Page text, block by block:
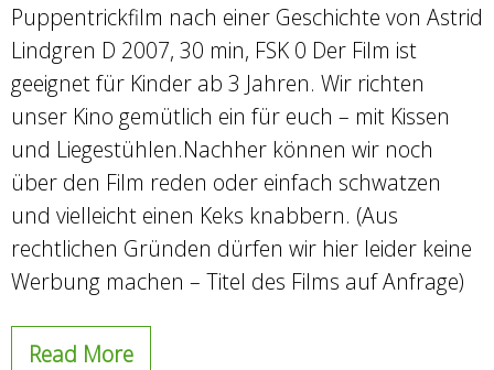
Puppentrickfilm nach einer Geschichte von Astrid
Lindgren D 2007, 30 min, FSK 0 Der Film ist
geeignet für Kinder ab 3 Jahren. Wir richten
unser Kino gemütlich ein für euch – mit Kissen
und Liegestühlen.Nachher können wir noch
über den Film reden oder einfach schwatzen
und vielleicht einen Keks knabbern. (Aus
rechtlichen Gründen dürfen wir hier leider keine
Werbung machen – Titel des Films auf Anfrage)
Read More